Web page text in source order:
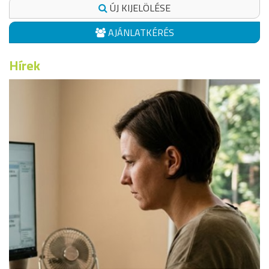
ÚJ KIJELÖLÉSE
AJÁNLATKÉRÉS
Hírek